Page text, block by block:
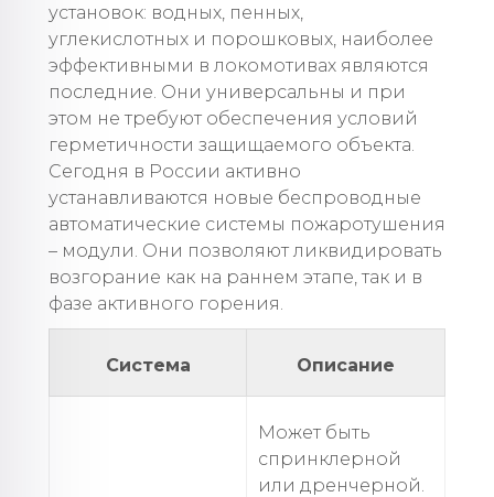
установок: водных, пенных,
углекислотных и порошковых, наиболее
эффективными в локомотивах являются
последние. Они универсальны и при
этом не требуют обеспечения условий
герметичности защищаемого объекта.
Сегодня в России активно
устанавливаются новые беспроводные
автоматические системы пожаротушения
– модули. Они позволяют ликвидировать
возгорание как на раннем этапе, так и в
фазе активного горения.
Система Описание
Может быть
спринклерной
или дренчерной.